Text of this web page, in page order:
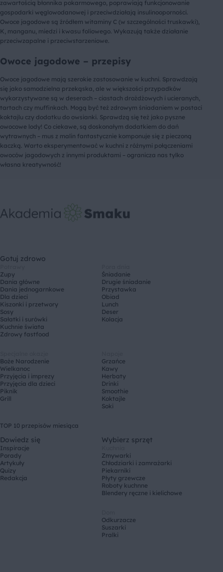
zawartością błonnika pokarmowego, poprawiają funkcjonowanie
gospodarki węglowodanowej i przeciwdziałają insulinooporności.
Owoce jagodowe są źródłem witaminy C (w szczególności truskawki),
K, manganu, miedzi i kwasu foliowego. Wykazują także działanie
przeciwzapalne i przeciwstarzeniowe.
Owoce jagodowe – przepisy
Owoce jagodowe mają szerokie zastosowanie w kuchni. Sprawdzają
się jako samodzielna przekąska, ale w większości przypadków
wykorzystywane są w deserach – ciastach drożdżowych i ucieranych,
tartach czy muffinkach. Mogą być też zdrowym śniadaniem w postaci
koktajlu czy dodatku do owsianki. Sprawdzą się też jako pyszne
owocowe lody! Co ciekawe, są doskonałym dodatkiem do dań
wytrawnych – mus z malin fantastycznie komponuje się z pieczoną
kaczką. Warto eksperymentować w kuchni z różnymi połączeniami
owoców jagodowych z innymi produktami – ogranicza nas tylko
własna kreatywność!
Gotuj zdrowo
Zupy
Dania główne
Dania jednogarnkowe
Dla dzieci
Kiszonki i przetwory
Sosy
Sałatki i surówki
Kuchnie świata
Zdrowy fastfood
Śniadanie
Drugie śniadanie
Przystawka
Obiad
Lunch
Deser
Kolacja
Boże Narodzenie
Wielkanoc
Przyjęcia i imprezy
Przyjęcia dla dzieci
Piknik
Grill
Grzańce
Kawy
Herbaty
Drinki
Smoothie
Koktajle
Soki
TOP 10 przepisów miesiąca
Dowiedz się
Inspiracje
Porady
Artykuły
Quizy
Redakcja
Wybierz sprzęt
Zmywarki
Chłodziarki i zamrażarki
Piekarniki
Płyty grzewcze
Roboty kuchnne
Blendery ręczne i kielichowe
Odkurzacze
Suszarki
Pralki